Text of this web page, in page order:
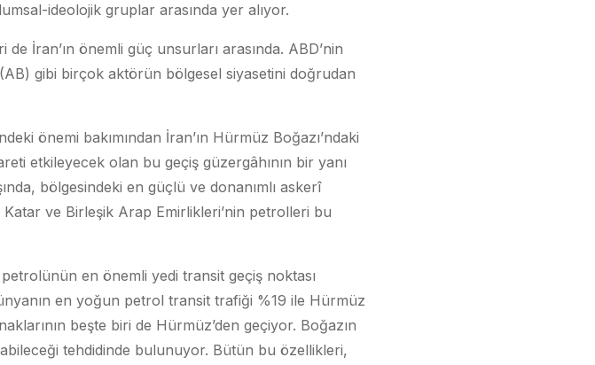
ideolojik gruplar arasında yer alıyor.
İran’ın önemli güç unsurları arasında. ABD’nin
gibi birçok aktörün bölgesel siyasetini doğrudan
önemi bakımından İran’ın Hürmüz Boğazı’ndaki
etkileyecek olan bu geçiş güzergâhının bir yanı
bölgesindeki en güçlü ve donanımlı askerî
ve Birleşik Arap Emirlikleri’nin petrolleri bu
en önemli yedi transit geçiş noktası
en yoğun petrol transit trafiği %19 ile Hürmüz
beşte biri de Hürmüz’den geçiyor. Boğazın
tehdidinde bulunuyor. Bütün bu özellikleri,